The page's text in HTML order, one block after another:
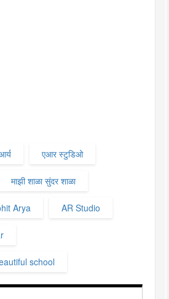
एआर स्टुडिओ
माझी शाळा सुंदर शाळा
Arya AR Studio
school